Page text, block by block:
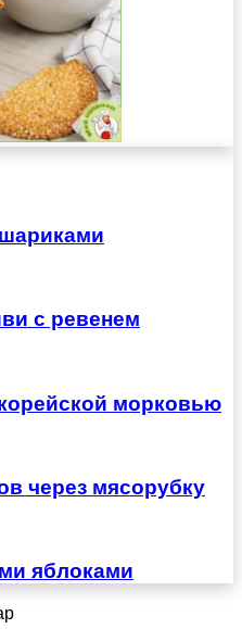
с ревенем
морковью
через мясорубку
яблоками